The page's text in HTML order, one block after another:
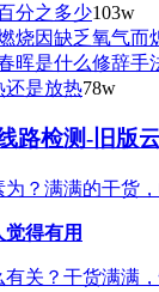
分之多少103w
烧因缺乏氧气而
晖是什么修辞手
还是放热78w
路检测-旧版
？满满的干货
得有用
关？干货满满